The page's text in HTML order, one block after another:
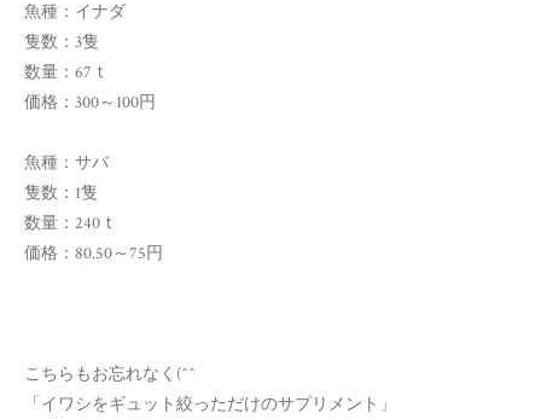
魚種：イナダ
隻数：3隻
数量：67ｔ
価格：300～100円
魚種：サバ
隻数：1隻
数量：240ｔ
価格：80.50～75円
こちらもお忘れなく(^^ゞ
「イワシをギュット絞っただけのサプリメント」